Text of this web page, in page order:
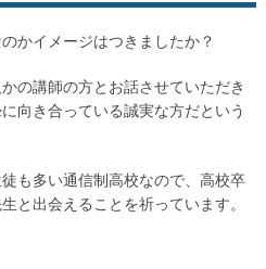
かイメージはつきましたか？
の講師の方とお話させていただき
向き合っている誠実な方だという
も多い通信制高校なので、高校卒
と出会えることを祈っています。